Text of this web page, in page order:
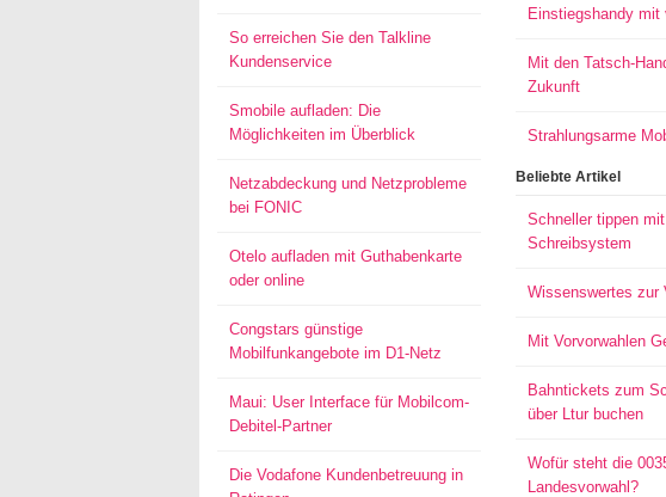
So erreichen Sie den Talkline
Kundenservice
Smobile aufladen: Die
Möglichkeiten im Überblick
Netzabdeckung und Netzprobleme
bei FONIC
Otelo aufladen mit Guthabenkarte
oder online
Congstars günstige
Mobilfunkangebote im D1-Netz
Maui: User Interface für Mobilcom-
Debitel-Partner
Die Vodafone Kundenbetreuung in
Einstiegshandy mit
Mit den Tatsch-
Zukunft
Strahlungsarme
Beliebte Artikel
Schneller tippen
Schreibsystem
Wissenswertes zur
Mit Vorvorwahlen
Bahntickets zum
über Ltur buchen
Wofür steht die
Landesvorwahl?